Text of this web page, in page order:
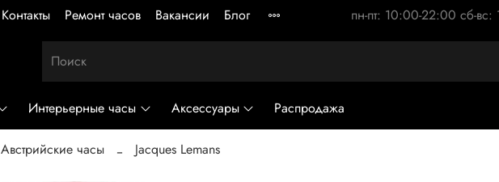
Контакты Ремонт часов Вакансии Блог пн-пт: 10:00-22:00 сб-
Интерьерные часы Аксессуары Распродажа
Австрийские часы Jacques Lemans